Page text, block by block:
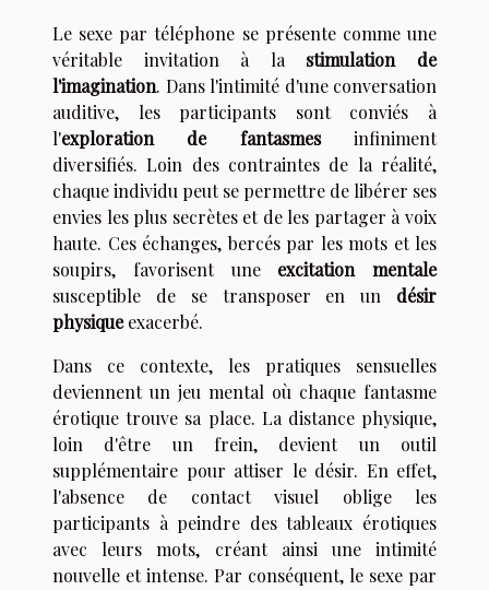
Le sexe par téléphone se présente comme une
véritable invitation à la stimulation de
l'imagination. Dans l'intimité d'une conversation
auditive, les participants sont conviés à
l'exploration de fantasmesinfiniment
diversifiés. Loin des contraintes de la réalité,
chaque individu peut se permettre de libérer ses
envies les plus secrètes et de les partager à voix
haute. Ces échanges, bercés par les mots et les
soupirs, favorisent une excitation mentale
susceptible de se transposer en un désir
physiqueexacerbé.
Dans ce contexte, les pratiques sensuelles
deviennent un jeu mental où chaque fantasme
érotique trouve sa place. La distance physique,
loin d'être un frein, devient un outil
supplémentaire pour attiser le désir. En effet,
l'absence de contact visuel oblige les
participants à peindre des tableaux érotiques
avec leurs mots, créant ainsi une intimité
nouvelle et intense. Par conséquent, le sexe par